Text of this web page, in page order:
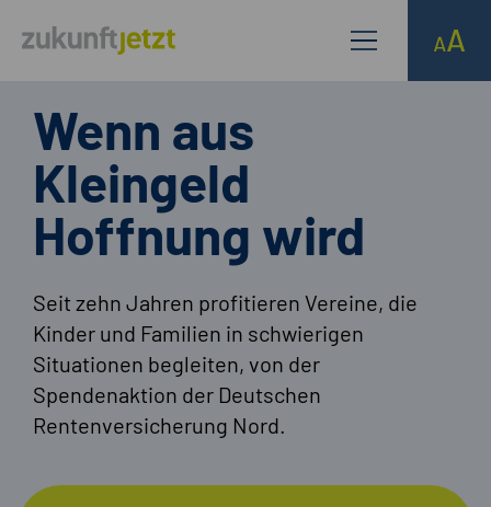
Wenn aus
Kleingeld
Hoffnung wird
Seit zehn Jahren profitieren Vereine, die
Kinder und Familien in schwierigen
Situationen begleiten, von der
Spendenaktion der Deutschen
Rentenversicherung Nord.